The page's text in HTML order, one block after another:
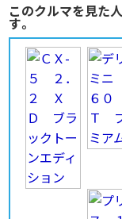
このクルマを見た
す。